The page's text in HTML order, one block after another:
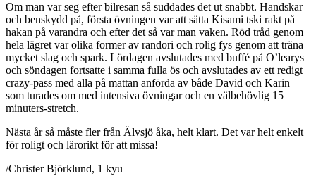
Om man var seg efter bilresan så suddades det ut snabbt. Handskar
och benskydd på, första övningen var att sätta Kisami tski rakt på
hakan på varandra och efter det så var man vaken. Röd tråd genom
hela lägret var olika former av randori och rolig fys genom att träna
mycket slag och spark. Lördagen avslutades med buffé på O’learys
och söndagen fortsatte i samma fulla ös och avslutades av ett redigt
crazy-pass med alla på mattan anförda av både David och Karin
som turades om med intensiva övningar och en välbehövlig 15
minuters-stretch.
Nästa år så måste fler från Älvsjö åka, helt klart. Det var helt enkelt
för roligt och lärorikt för att missa!
/Christer Björklund, 1 kyu